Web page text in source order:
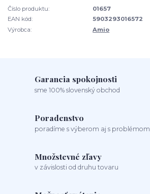
Číslo produktu:
01657
EAN kód:
5903293016572
Výrobca:
Amio
Garancia spokojnosti
sme 100% slovenský obchod
Poradenstvo
poradíme s výberom aj s problémom
Množstevné zľavy
v závislosti od druhu tovaru